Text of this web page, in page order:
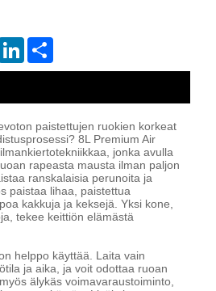
LinkedIn
paistettujen ruokien korkeat
8L Premium Air
jonka avulla
rapeasta mausta ilman paljon
ranskalaisia perunoita ja
paistaa lihaa, paistettua
kakkuja ja keksejä. Yksi kone,
tekee keittiön elämästä
helppo käyttää. Laita vain
ja aika, ja voit odottaa ruoan
älykäs voimavaraustoiminto,